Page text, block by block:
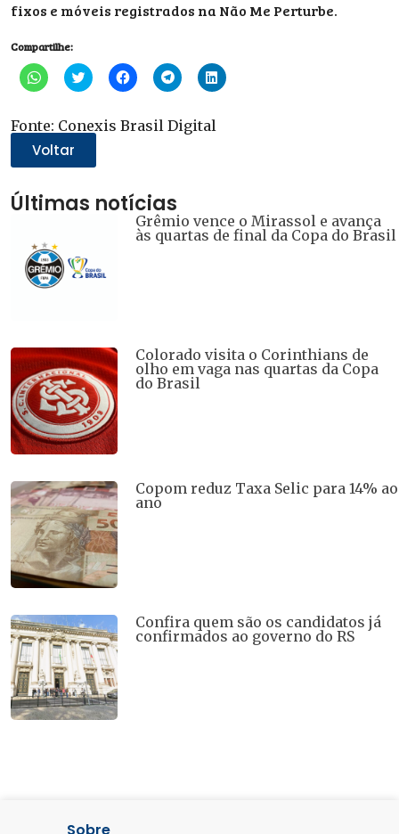
fixos e móveis registrados na Não Me Perturbe.
Compartilhe:
Clique
para
WhatsApp(abre
em
nova
janela)
Clique
para
Twitter(abre
em
Clique
para
Facebook(abre
em
Clique
para
Telegram(abre
em
Clique
para
Fonte: Conexis Brasil Digital
Voltar
Últimas notícias
Grêmio vence o Mirassol e avança
às quartas de final da Copa do Brasil
Colorado visita o Corinthians de
olho em vaga nas quartas da Copa
do Brasil
Copom reduz Taxa Selic para 14% ao
ano
Confira quem são os candidatos já
confirmados ao governo do RS